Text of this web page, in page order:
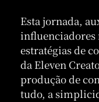
Esta jornada,
influenciadores
estratégias de
da Eleven
produção de
tudo, a